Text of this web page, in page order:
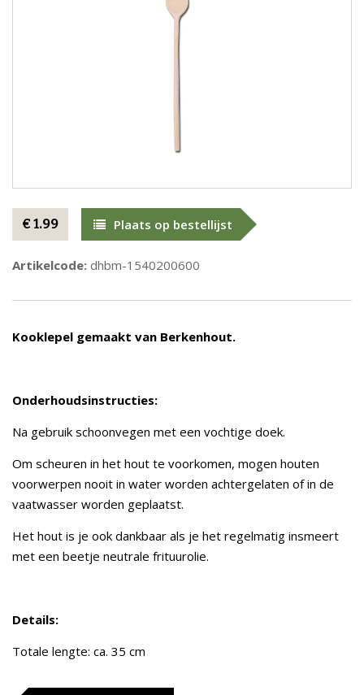
€ 1.99 Plaats op bestellijst
Artikelcode: dhbm-1540200600
Kooklepel gemaakt van Berkenhout.
Onderhoudsinstructies:
Na gebruik schoonvegen met een vochtige doek.
Om scheuren in het hout te voorkomen, mogen houten
voorwerpen nooit in water worden achtergelaten of in de
vaatwasser worden geplaatst.
Het hout is je ook dankbaar als je het regelmatig insmeert
met een beetje neutrale frituurolie.
Details:
Totale lengte: ca. 35 cm